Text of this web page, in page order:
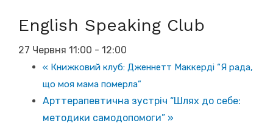
English Speaking Club
27 Червня 11:00 - 12:00
« Книжковий клуб: Дженнетт Маккерді “Я рада,
що моя мама померла”
Арттерапевтична зустріч “Шлях до себе:
методики самодопомоги” »